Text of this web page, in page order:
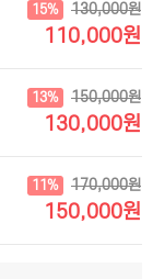
130,000원
15%
110,000원
150,000원
13%
130,000원
170,000원
11%
150,000원